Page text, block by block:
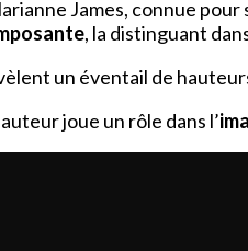
James, connue
, la distinguant
un éventail de
joue un rôle dans l’